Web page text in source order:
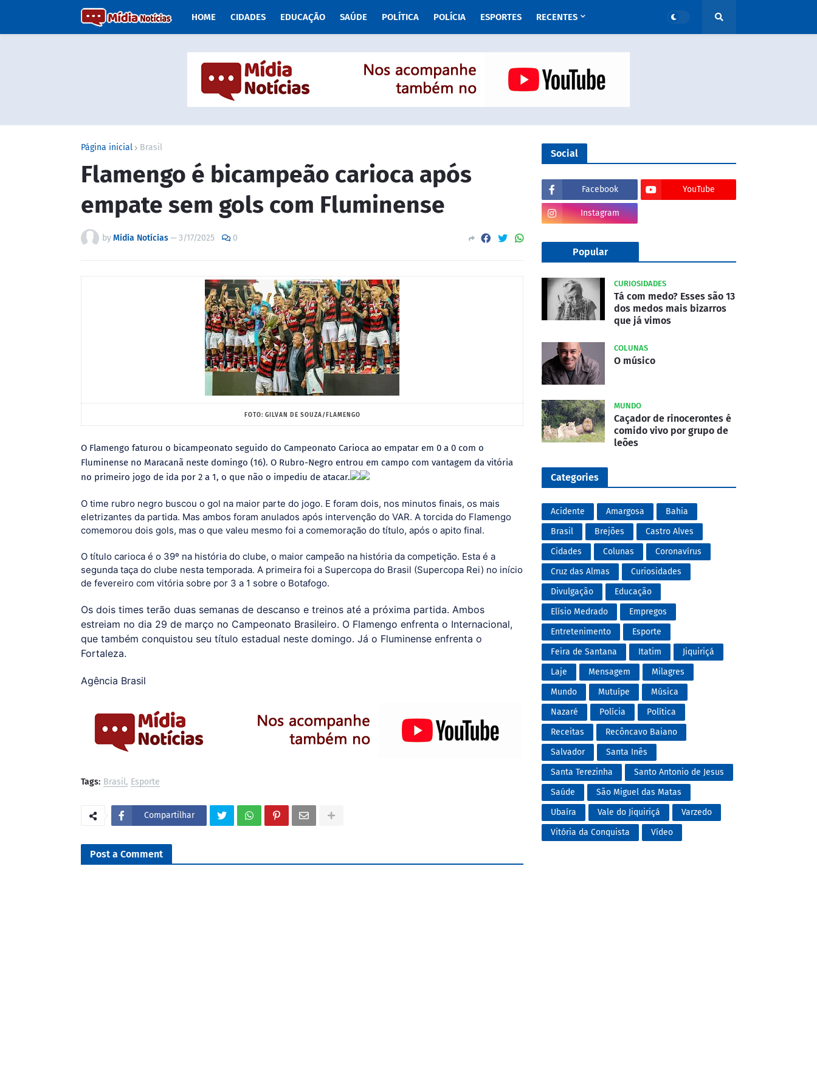
HOME CIDADES EDUCAÇÃO SAÚDE POLÍTICA POLÍCIA ESPORTES RECENTES
Página inicial Brasil
Flamengo é bicampeão carioca após
empate sem gols com Fluminense
byMídia Notícias—3/17/2025 0
FOTO: GILVAN DE SOUZA/FLAMENGO
O Flamengo faturou o bicampeonato seguido do Campeonato Carioca ao empatar em 0 a 0 com o
Fluminense no Maracanã neste domingo (16). O Rubro-Negro entrou em campo com vantagem da vitória
no primeiro jogo de ida por 2 a 1, o que não o impediu de atacar.
O time rubro negro buscou o gol na maior parte do jogo. E foram dois, nos minutos finais, os mais
eletrizantes da partida. Mas ambos foram anulados após intervenção do VAR. A torcida do Flamengo
comemorou dois gols, mas o que valeu mesmo foi a comemoração do título, após o apito final.
O título carioca é o 39º na história do clube, o maior campeão na história da competição. Esta é a
segunda taça do clube nesta temporada. A primeira foi a Supercopa do Brasil (Supercopa Rei) no início
de fevereiro com vitória sobre por 3 a 1 sobre o Botafogo.
Os dois times terão duas semanas de descanso e treinos até a próxima partida. Ambos
estreiam no dia 29 de março no Campeonato Brasileiro. O Flamengo enfrenta o Internacional,
que também conquistou seu título estadual neste domingo. Já o Fluminense enfrenta o
Fortaleza.
Agência Brasil
Tags: Brasil Esporte
Compartilhar
Post a Comment
Social
Facebook YouTube
Instagram
Popular
CURIOSIDADES
Tá com medo? Esses são 13
dos medos mais bizarros
que já vimos
COLUNAS
O músico
MUNDO
Caçador de rinocerontes é
comido vivo por grupo de
leões
Categories
Acidente Amargosa
Bahia
Brasil
Brejões
Castro Alves
Cidades
Colunas
Coronavírus
Cruz das Almas
Curiosidades
Divulgação
Educação
Elísio Medrado
Empregos
Entretenimento
Esporte
Feira de Santana
Itatim
Jiquiriçá
Laje
Mensagem
Milagres
Mundo
Mutuípe
Música
Nazaré
Polícia
Política
Receitas
Recôncavo Baiano
Salvador
Santa Inês
Santa Terezinha
Santo Antonio de Jesus
Saúde
São Miguel das Matas
Ubaíra
Vale do Jiquiriçá
Varzedo
Vitória da Conquista
Vídeo